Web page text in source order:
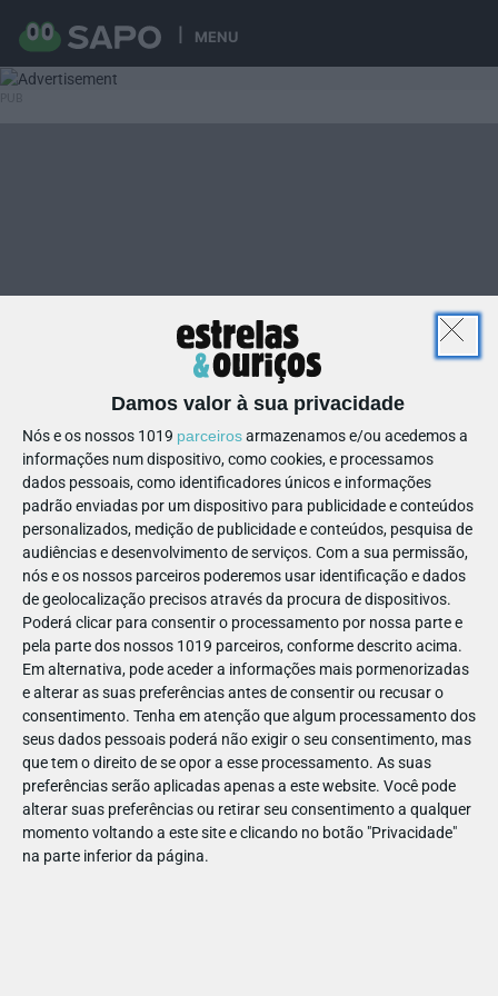
MENU
Damos valor à sua privacidade
Nós e os nossos 1019 parceirosarmazenamos e/ou acedemos a
informações num dispositivo, como cookies, e processamos
dados pessoais, como identificadores únicos e informações
padrão enviadas por um dispositivo para publicidade e conteúdos
personalizados, medição de publicidade e conteúdos, pesquisa de
audiências e desenvolvimento de serviços. Com a sua permissão,
nós e os nossos parceiros poderemos usar identificação e dados
de geolocalização precisos através da procura de dispositivos.
Poderá clicar para consentir o processamento por nossa parte e
pela parte dos nossos 1019 parceiros, conforme descrito acima.
Em alternativa, pode aceder a informações mais pormenorizadas
e alterar as suas preferências antes de consentir ou recusar o
consentimento. Tenha em atenção que algum processamento dos
seus dados pessoais poderá não exigir o seu consentimento, mas
que tem o direito de se opor a esse processamento. As suas
preferências serão aplicadas apenas a este website. Você pode
alterar suas preferências ou retirar seu consentimento a qualquer
momento voltando a este site e clicando no botão "Privacidade"
na parte inferior da página.
17
32400697538771